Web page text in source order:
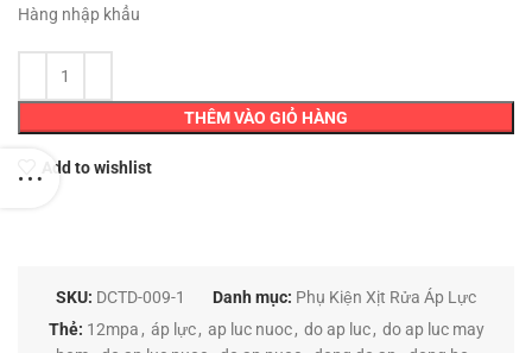
Hàng nhập khẩu
THÊM VÀO GIỎ HÀNG
Add to wishlist
SKU: DCTD-009-1 Danh mục: Phụ Kiện Xịt Rửa Áp Lực
Thẻ: 12mpa , áp lực , ap luc nuoc , do ap luc , do ap luc may